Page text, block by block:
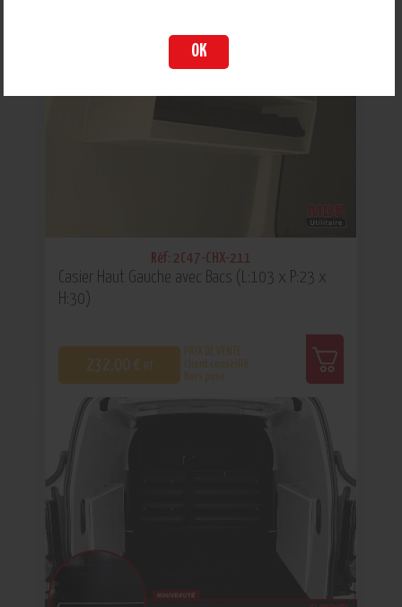
Réf: 2C47-CHX-211
Casier Haut Gauche avec Bacs (L:103 x P:23 x
H:30)
232,00 € HT
PRIX DE VENTE
client conseillé
Hors pose
OK